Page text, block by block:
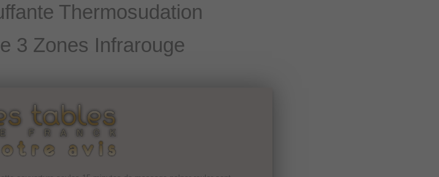
Thermosudation
3 Zones Infrarouge